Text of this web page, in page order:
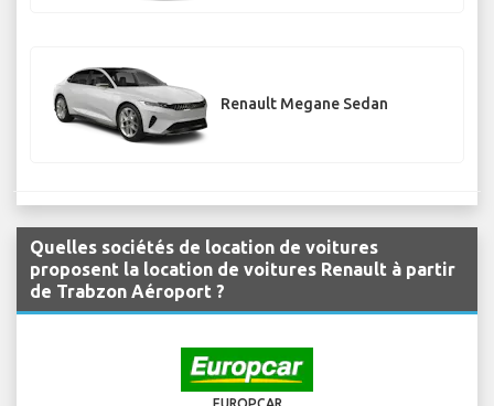
Renault Megane Sedan
Quelles sociétés de location de voitures
proposent la location de voitures Renault à partir
de Trabzon Aéroport ?